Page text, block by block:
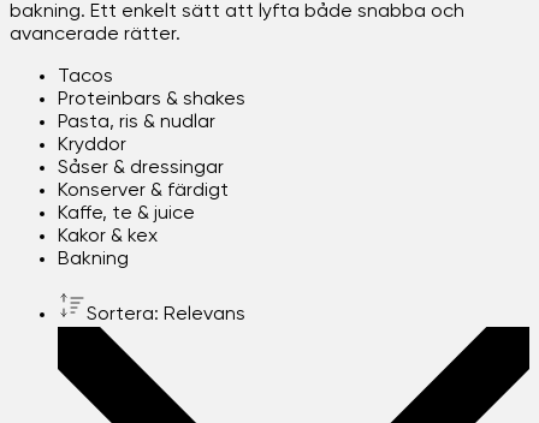
bakning. Ett enkelt sätt att lyfta både snabba och
avancerade rätter.
Tacos
Proteinbars & shakes
Pasta, ris & nudlar
Kryddor
Såser & dressingar
Konserver & färdigt
Kaffe, te & juice
Kakor & kex
Bakning
Sortera: Relevans